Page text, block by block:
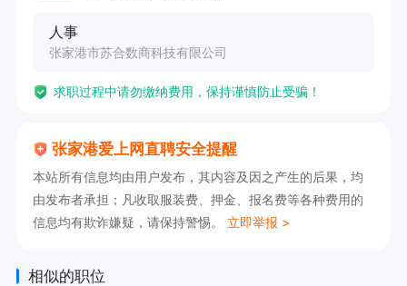
    无重大交通事故记录，无严重交通违章记录。
体力劳动。
    吃苦耐劳，责任心强： 这是一份“又开车又搬
货”的工作，需要责任心和不怕辛苦的实干精神。
    团队合作： 服从安排，有良好的沟通意识，愿
    踏实稳定： 做事主动仔细，爱惜车辆货物，追
人事
张家港市苏合数商科技有限公司
求职过程中请勿缴纳费用，保持谨慎防止受骗！
张家港爱上网直聘安全提醒
本站所有信息均由用户发布，其内容及因之产生的后果，均
由发布者承担；凡收取服装费、押金、报名费等各种费用的
信息均有欺诈嫌疑，请保持警惕。 立即举报 >
相似的职位